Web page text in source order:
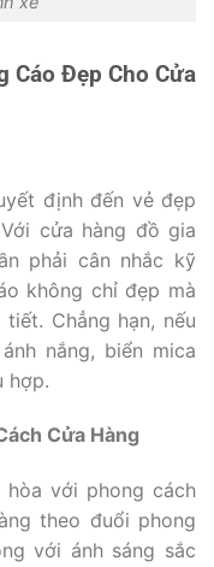
Cáo Đẹp Cho Cửa
định đến vẻ đẹp
cửa hàng đồ gia
phải cân nhắc kỹ
không chỉ đẹp mà
Chẳng hạn, nếu
nắng, biển mica
hợp.
Cửa Hàng
với phong cách
theo đuổi phong
với ánh sáng sắc